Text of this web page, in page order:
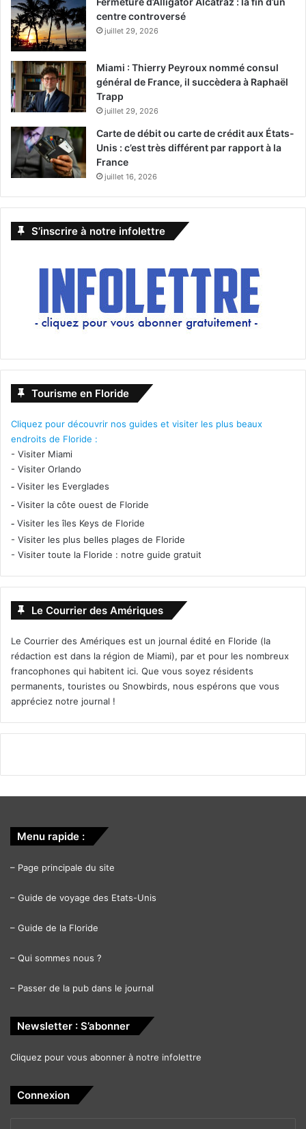
centre controversé
juillet 29, 2026
Miami : Thierry Peyroux nommé consul
général de France, il succèdera à Raphaël
Trapp
juillet 29, 2026
Carte de débit ou carte de crédit aux États-
Unis : c’est très différent par rapport à la
France
juillet 16, 2026
S’inscrire à notre infolettre
Tourisme en Floride
Cliquez pour découvrir nos guides et visiter les plus beaux
endroits de Floride :
- Visiter Miami
- Visiter Orlando
- Visiter les Everglades
- Visiter la côte ouest de Floride
- Visiter les îles Keys de Floride
- Visiter les plus belles plages de Floride
- Visiter toute la Floride : notre guide gratuit
Le Courrier des Amériques
Le Courrier des Amériques est un journal édité en Floride (la
rédaction est dans la région de Miami), par et pour les nombreux
francophones qui habitent ici. Que vous soyez résidents
permanents, touristes ou Snowbirds, nous espérons que vous
appréciez notre journal !
Menu rapide :
– Page principale du site
– Guide de voyage des Etats-Unis
– Guide de la Floride
– Qui sommes nous ?
– Passer de la pub dans le journal
Newsletter : S’abonner
Cliquez pour vous abonner à notre infolettre
Connexion